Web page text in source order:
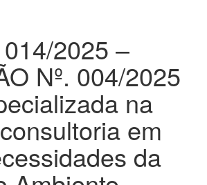
2025 –
Nº. 004/2025
na
em
da